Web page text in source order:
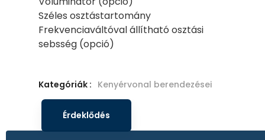
Széles osztástartomány
Frekvenciaváltóval állítható osztási
sebsség (opció)
Kategóriák : Kenyérvonal berendezései
Érdeklődés